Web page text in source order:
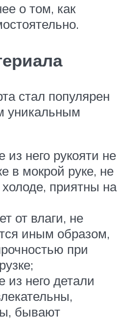
о том, как
стал популярен
уникальным
него рукояти не
в мокрой руке, не
приятны на
от влаги, не
иным образом,
при
него детали
бывают